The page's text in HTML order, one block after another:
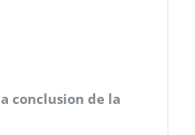
conclusion de la